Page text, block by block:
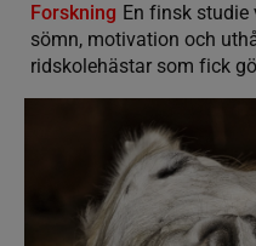
Forskning En finsk studie
sömn, motivation och
ridskolehästar som fick